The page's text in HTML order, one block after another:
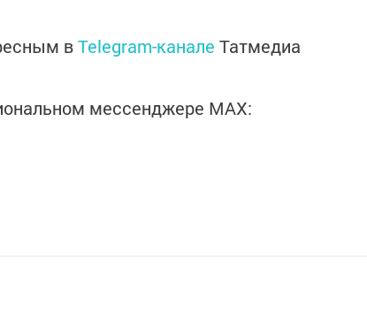
вTelegram-канале Татмедиа
мессенджере MАХ: